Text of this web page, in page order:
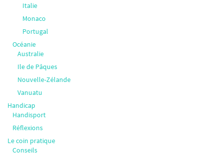
Italie
Monaco
Portugal
Océanie
Australie
Ile de Pâques
Nouvelle-Zélande
Vanuatu
Handicap
Handisport
Réflexions
Le coin pratique
Conseils